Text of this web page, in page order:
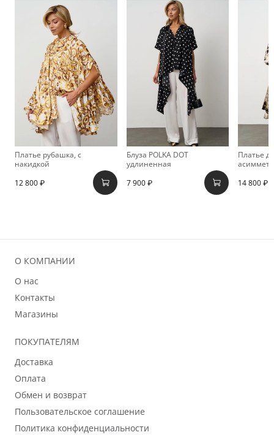
Платье рубашка, с
накидкой
12 800 ₽
Блуза POLKA DOT
удлиненная
7 900 ₽
Платье
14 800 ₽
О КОМПАНИИ
О нас
Контакты
Магазины
ПОКУПАТЕЛЯМ
Доставка
Оплата
Обмен и возврат
Пользовательское соглашение
Политика конфиденциальности